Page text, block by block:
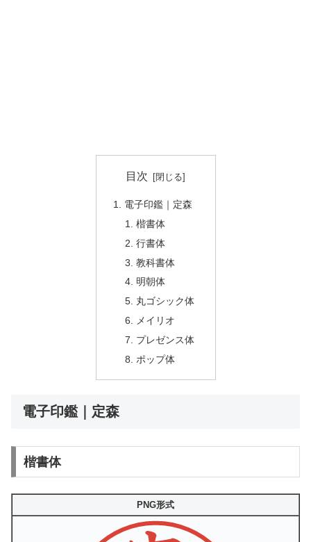
目次
電子印鑑｜定森
楷書体
行書体
教科書体
明朝体
丸ゴシック体
メイリオ
プレゼンス体
ポップ体
電子印鑑｜定森
楷書体
PNG形式